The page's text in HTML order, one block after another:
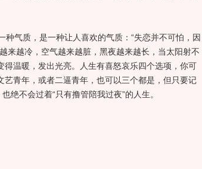
气质，是一种让人喜欢的气质：“失恋并不可怕，因
来越冷，空气越来越脏，黑夜越来越长，当太阳射不
温暖，发出光亮。人生有喜怒哀乐四个选项，你可
青年，或者二逼青年，也可以三个都是，但只要记
绝不会过着“只有撸管陪我过夜”的人生。